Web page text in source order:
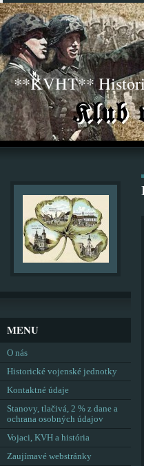
**KVHT**
MENU
O nás
Historické vojenské jednotky
Kontaktné údaje
Stanovy, tlačivá, 2 % z dane a
ochrana osobných údajov
Vojaci, KVH a história
Zaujímavé webstránky